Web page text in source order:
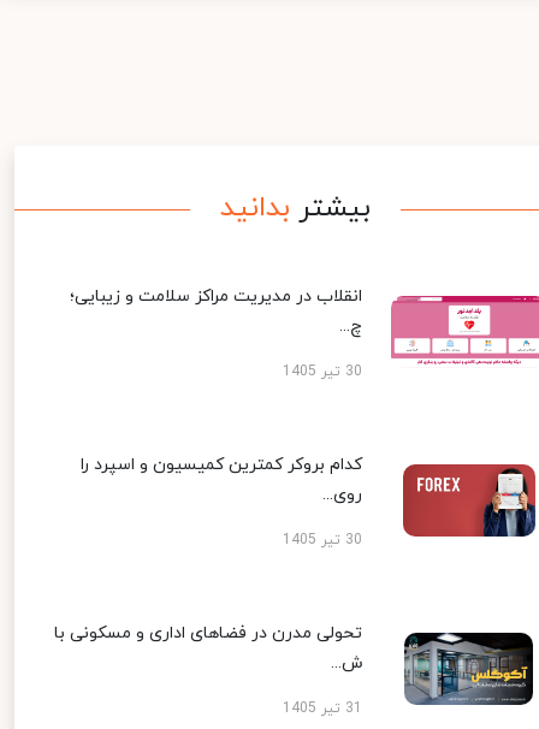
بیشتر بدانید
انقلاب در مدیریت مراکز سلامت و زیبایی؛
چ...
30 تیر 1405
کدام بروکر کمترین کمیسیون و اسپرد را
روی...
30 تیر 1405
تحولی مدرن در فضاهای اداری و مسکونی با
ش...